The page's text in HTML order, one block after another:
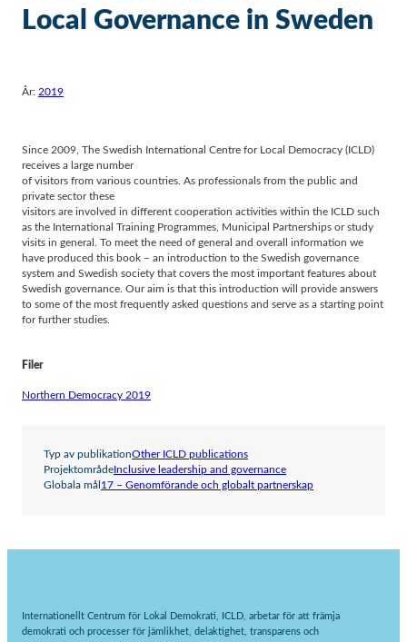
Local Governance in Sweden
År: 2019
Since 2009, The Swedish International Centre for Local Democracy (ICLD)
receives a large number
of visitors from various countries. As professionals from the public and
private sector these
visitors are involved in different cooperation activities within the ICLD such
as the International Training Programmes, Municipal Partnerships or study
visits in general. To meet the need of general and overall information we
have produced this book – an introduction to the Swedish governance
system and Swedish society that covers the most important features about
Swedish governance. Our aim is that this introduction will provide answers
to some of the most frequently asked questions and serve as a starting point
for further studies.
Filer
Northern Democracy 2019
Typ av publikationOther ICLD publications
Projektområde Inclusive leadership and governance
Globala mål 17 – Genomförande och globalt partnerskap
Internationellt Centrum för Lokal Demokrati, ICLD, arbetar för att främja
demokrati och processer för jämlikhet, delaktighet, transparens och